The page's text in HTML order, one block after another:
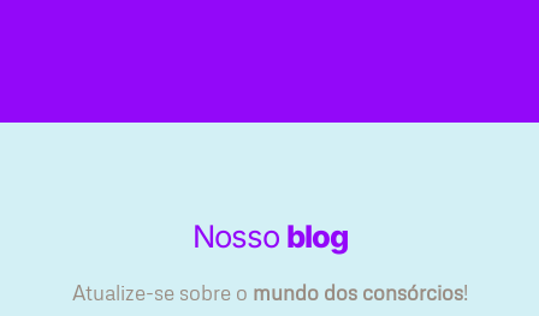
Nosso blog
Atualize-se sobre o mundo dos consórcios!